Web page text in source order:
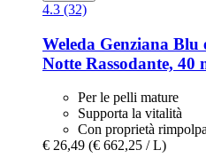
4.3 (32)
Weleda Genziana Blu
Notte Rassodante, 40
Per le pelli mature
Supporta la vitalità
Con proprietà
€ 26,49 (€ 662,25 / L)